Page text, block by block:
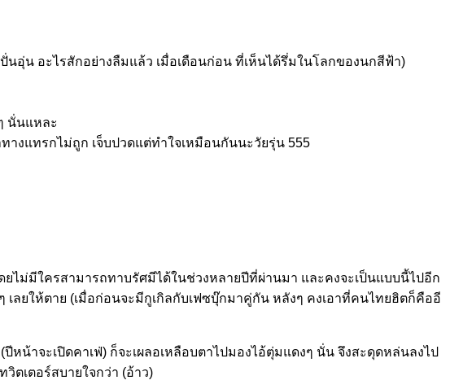
นอุ่น อะไรสักอย่างลืมแล้ว เมื่อเดือนก่อน ที่เห็นได้รึ่มในโลกของนกสีฟ้า)
นั่นแหละ
งแทรกไม่ถูก เจ็บปวดแต่ทำใจเหมือนกันนะวัยรุ่น 555
ไม่มีใครสามารถทาบรัศมีได้ในช่วงหลายปีที่ผ่านมา และคงจะเป็นแบบนี้ไปอีก
ลยให้ตาย (เมื่อก่อนจะมีกูเกิลกับเฟซบุ๊กมาคู่กัน หลังๆ คงเอาที่คนไทยฮิตก็คืออี
น้าจะเปิดคาเฟ่) ก็จะเผลอเหลือบตาไปมองไอ้ตุ่มแดงๆ นั่น จึงสะดุดหล่นลงไป
ตเตอร์สบายใจกว่า (อ้าว)